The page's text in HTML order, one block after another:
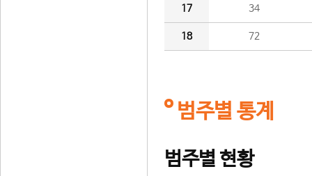
17 34
18 72
범주별 통계
범주별 현황